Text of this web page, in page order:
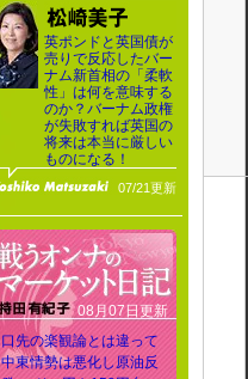
英ポンドと英国債が
売りで反応したバー
ナム新首相の「柔軟
性」は何を意味する
のか？バーナム政権
が失敗すれば英国の
将来は本当に厳しい
ものになる！
07/21更新
08月07日更新
口先の楽観論とは違って
中東情勢は悪化し原油反